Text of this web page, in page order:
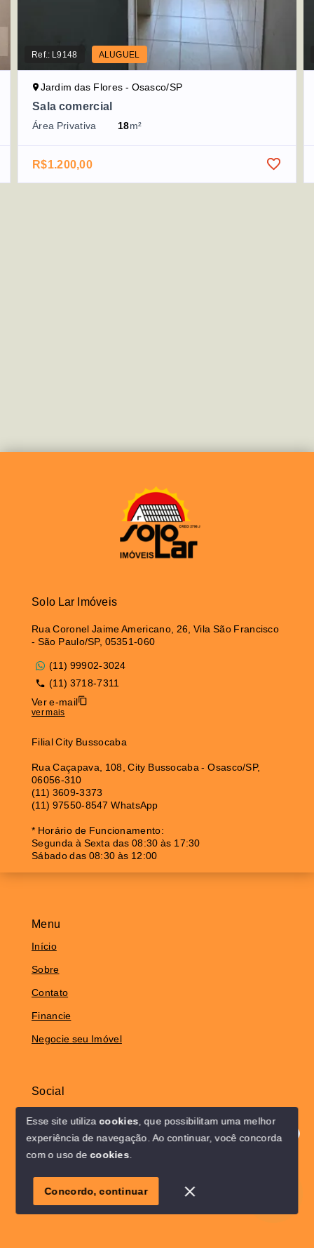
Ref.: L9148 ALUGUEL
Jardim das Flores - Osasco/SP
Sala comercial
Área Privativa 18m²
R$1.200,00
Olá! Estamos disponíveis para te ajudar.
Menu
Início
Sobre
Contato
Financie
Negocie seu Imóvel
Social
Solo Lar Imóveis
Rua Coronel Jaime Americano, 26, Vila São Francisco
- São Paulo/SP, 05351-060
(11) 99902-3024
(11) 3718-7311
Ver e-mail
ver mais
Filial City Bussocaba
Rua Caçapava, 108, City Bussocaba - Osasco/SP,
06056-310
(11) 3609-3373
(11) 97550-8547 WhatsApp
* Horário de Funcionamento:
Segunda à Sexta das 08:30 às 17:30
Sábado das 08:30 às 12:00
Esse site utilizacookies , que possibilitam uma melhor
experiência de navegação. Ao continuar, você concorda
com o uso decookies
Concordo, continuar